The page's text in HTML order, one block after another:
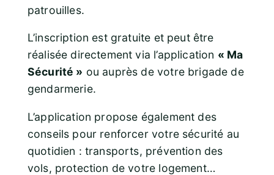
patrouilles.
L’inscription est gratuite et peut être
réalisée directement via l’application « Ma
Sécurité » ou auprès de votre brigade de
gendarmerie.
L’application propose également des
conseils pour renforcer votre sécurité au
quotidien : transports, prévention des
vols, protection de votre logement…